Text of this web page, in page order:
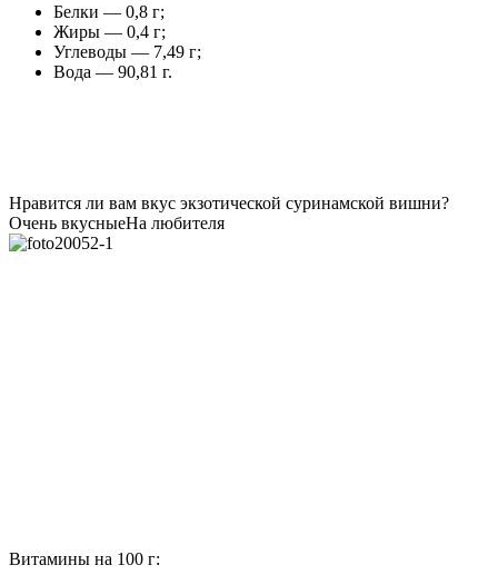
Белки — 0,8 г;
Жиры — 0,4 г;
Углеводы — 7,49 г;
Вода — 90,81 г.
Нравится ли вам вкус экзотической суринамской вишни?
Очень вкусныеНа любителя
Витамины на 100 г: